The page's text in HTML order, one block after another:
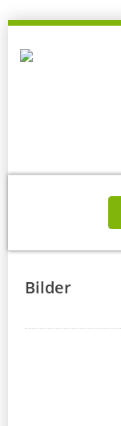
Bilder